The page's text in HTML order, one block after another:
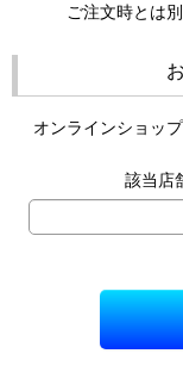
ご注文時とは
オンラインショッ
該当店